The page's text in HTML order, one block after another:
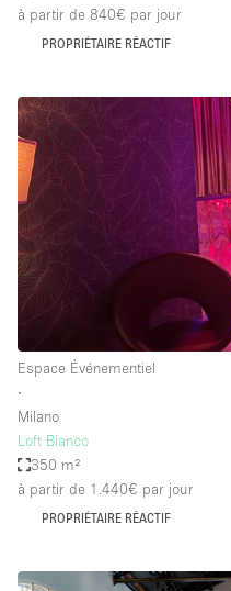
à partir de 840€ par jour
PROPRIÉTAIRE RÉACTIF
Espace Événementiel
∙
Milano
Loft Bianco
350 m²
à partir de 1.440€ par jour
PROPRIÉTAIRE RÉACTIF